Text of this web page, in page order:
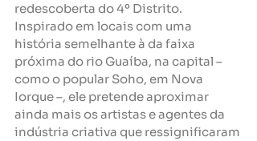
redescoberta do 4º Distrito.
Inspirado em locais com uma
história semelhante à da faixa
próxima do rio Guaíba, na capital –
como o popular Soho, em Nova
Iorque –, ele pretende aproximar
ainda mais os artistas e agentes da
indústria criativa que ressignificaram